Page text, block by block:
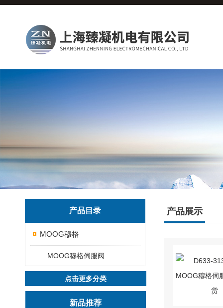
产品目录
MOOG穆格
MOOG穆格伺服阀
点击更多分类
新品推荐
产品展示